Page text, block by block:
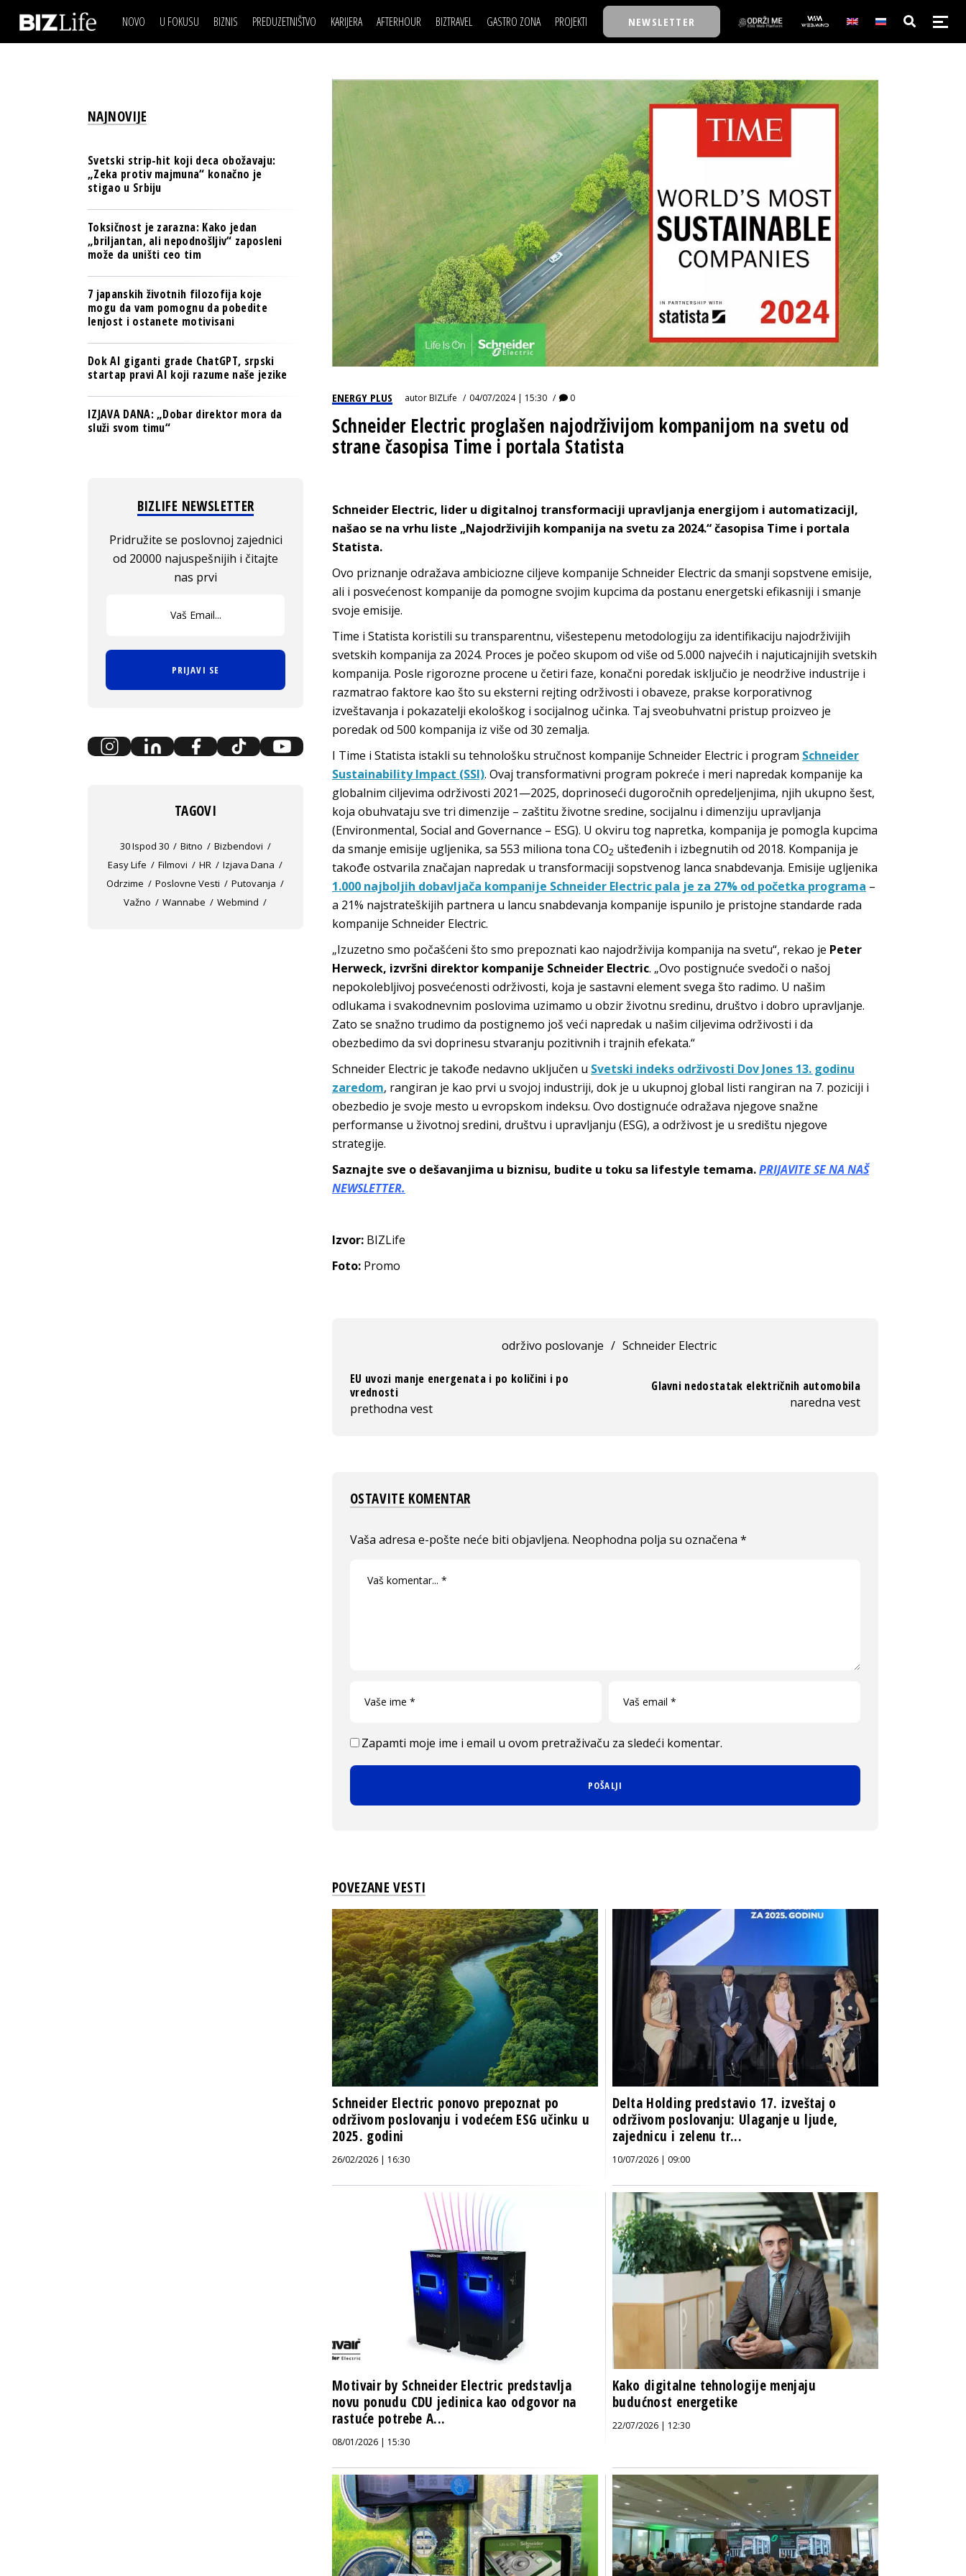
NOVO U FOKUSU BIZNIS
BANKE
TECH I AI
BIZNIS & SPORT
PULS REGIONA
NOVO NA RAFU
PREDUZETNIŠTVO KARIJERA AFTERHOUR
AUTO SVET
BIZTRAVEL GASTRO ZONA PROJEKTI
30 ISPOD 30
BACK TO OFFICE/SCHOOL
BIZBENDOVI
BIZKOLEGIJUM
BMW BIZNIS LIGA
BIZLIFE WEEK
IZJAVA GODINE
NEWSLETTER
IZJAVA DANABIZNIS SCENA
BREND I KOMUNIKACIJE
OSIGURANJE
TECH I AI
PULS REGIONA
POSAO
MOJ UGAO
FILM I SCENA
AUTO SVET
WELLBEING
NAJKOLEGA
30 ISPOD 30
BACK TO OFFICE/SCHOOL
BIZBENDOVI
BIZKOLEGIJUM
BMW BIZNIS LIGA
BIZLIFE WEEK
IZJAVA GODINE
ENERGY PLUS autorBIZLife 04/07/2024 | 15:30 0
Schneider Electric proglašen najodrživijom kompanijom na svetu od
strane časopisa Time i portala Statista
Schneider Electric, lider u digitalnoj transformaciji upravljanja energijom i automatizacijI,
našao se na vrhu liste „Najodrživijih kompanija na svetu za 2024.“ časopisa Time i portala
Statista.
Ovo priznanje odražava ambiciozne ciljeve kompanije Schneider Electric da smanji sopstvene emisije,
ali i posvećenost kompanije da pomogne svojim kupcima da postanu energetski efikasniji i smanje
svoje emisije.
Time i Statista koristili su transparentnu, višestepenu metodologiju za identifikaciju najodrživijih
svetskih kompanija za 2024. Proces je počeo skupom od više od 5.000 najvećih i najuticajnijih svetskih
kompanija. Posle rigorozne procene u četiri faze, konačni poredak isključio je neodržive industrije i
razmatrao faktore kao što su eksterni rejting održivosti i obaveze, prakse korporativnog
izveštavanja i pokazatelji ekološkog i socijalnog učinka. Taj sveobuhvatni pristup proizveo je
poredak od 500 kompanija iz više od 30 zemalja.
I Time i Statista istakli su tehnološku stručnost kompanije Schneider Electric i program Schneider
Sustainability Impact (SSI). Ovaj transformativni program pokreće i meri napredak kompanije ka
globalnim ciljevima održivosti 2021—2025, doprinoseći dugoročnih opredeljenjima, njih ukupno šest,
koja obuhvataju sve tri dimenzije – zaštitu životne sredine, socijalnu i dimenziju upravljanja
(Environmental, Social and Governance – ESG). U okviru tog napretka, kompanija je pomogla kupcima
da smanje emisije ugljenika, sa 553 miliona tona CO2 ušteđenih i izbegnutih od 2018. Kompanija je
takođe ostvarila značajan napredak u transformaciji sopstvenog lanca snabdevanja. Emisije ugljenika
1.000 najboljih dobavljača kompanije Schneider Electric pala je za 27% od početka programa –
a 21% najstrateškijih partnera u lancu snabdevanja kompanije ispunilo je pristojne standarde rada
kompanije Schneider Electric.
„Izuzetno smo počašćeni što smo prepoznati kao najodrživija kompanija na svetu“, rekao je Peter
Herweck, izvršni direktor kompanije Schneider Electric. „Ovo postignuće svedoči o našoj
nepokolebljivoj posvećenosti održivosti, koja je sastavni element svega što radimo. U našim
odlukama i svakodnevnim poslovima uzimamo u obzir životnu sredinu, društvo i dobro upravljanje.
Zato se snažno trudimo da postignemo još veći napredak u našim ciljevima održivosti i da
obezbedimo da svi doprinesu stvaranju pozitivnih i trajnih efekata.“
Schneider Electric je takođe nedavno uključen u Svetski indeks održivosti Dov Jones 13. godinu
zaredom, rangiran je kao prvi u svojoj industriji, dok je u ukupnoj global listi rangiran na 7. poziciji i
obezbedio je svoje mesto u evropskom indeksu. Ovo dostignuće odražava njegove snažne
performanse u životnoj sredini, društvu i upravljanju (ESG), a održivost je u središtu njegove
strategije.
Saznajte sve o dešavanjima u biznisu, budite u toku sa lifestyle temama.PRIJAVITE SE NA NAŠ
NEWSLETTER.
Izvor: BIZLife
Foto: Promo
održivo poslovanje / Schneider Electric
EU uvozi manje energenata i po količini i po
vrednosti
prethodna vest
Glavni nedostatak električnih automobila
naredna vest
OSTAVITE KOMENTAR
Vaša adresa e-pošte neće biti objavljena. Neophodna polja su označena *
Zapamti moje ime i email u ovom pretraživaču za sledeći komentar.
POVEZANE VESTI
Schneider Electric ponovo prepoznat po
održivom poslovanju i vodećem ESG učinku u
2025. godini
26/02/2026 | 16:30
Delta Holding predstavio 17. izveštaj o
održivom poslovanju: Ulaganje u ljude,
zajednicu i zelenu tr...
10/07/2026 | 09:00
Motivair by Schneider Electric predstavlja
novu ponudu CDU jedinica kao odgovor na
rastuće potrebe A...
08/01/2026 | 15:30
Kako digitalne tehnologije menjaju
budućnost energetike
22/07/2026 | 12:30
NAJNOVIJE
Svetski strip-hit koji deca obožavaju:
„Zeka protiv majmuna“ konačno je
stigao u Srbiju
Toksičnost je zarazna: Kako jedan
„briljantan, ali nepodnošljiv“ zaposleni
može da uništi ceo tim
7 japanskih životnih filozofija koje
mogu da vam pomognu da pobedite
lenjost i ostanete motivisani
Dok AI giganti grade ChatGPT, srpski
startap pravi AI koji razume naše jezike
IZJAVA DANA: „Dobar direktor mora da
služi svom timu“
BIZLIFE NEWSLETTER
Pridružite se poslovnoj zajednici
od 20000 najuspešnijih i čitajte
nas prvi
PRIJAVI SE
TAGOVI
30 Ispod 30 Bitno
Bizbendovi
Easy Life
Filmovi HR
Izjava Dana
Odrzime
Poslovne Vesti
Putovanja
Važno
Wannabe Webmind